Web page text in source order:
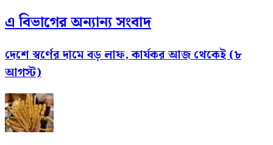
এ বিভাগের অন্যান্য সংবাদ
দেশে স্বর্ণের দামে বড় লাফ, কার্যকর আজ থেকেই (৮
আগস্ট)